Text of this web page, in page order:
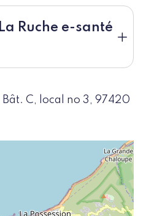
Ruche e-santé
Bât. C, local no 3, 97420